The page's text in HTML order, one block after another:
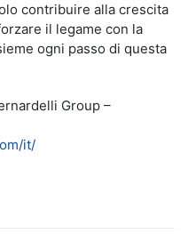
contribuire alla crescita
il legame con la
ogni passo di questa
Group –
it/